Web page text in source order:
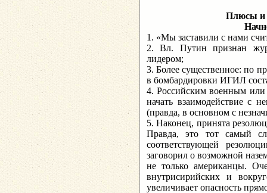
Плюсы и
1. «Мы заставили с нами
2. Вл. Путин признан
лидером;
3. Более существенное: по
в бомбардировки ИГИЛ
4. Российским военным или
начать взаимодействие с
(правда, в основном с
5. Наконец, принята
Правда, это тот самый
соответствующей
заговорил о возможной
не только американцы.
внутрисирийских и
увеличивает опасность